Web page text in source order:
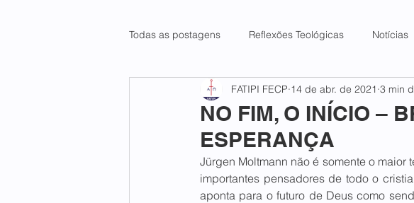
Todas as postagens Reflexões Teológicas Notícias
NO FIM, O INÍCIO –
ESPERANÇA
FATIPI FECP 14 de abr. de 2021 3 min
Jürgen Moltmann não é somente o
importantes pensadores de todo o
aponta para o futuro de Deus como